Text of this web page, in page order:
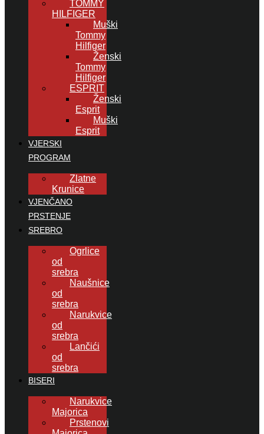
TOMMY
HILFIGER
Muški
Tommy
Hilfiger
Ženski
Tommy
Hilfiger
ESPRIT
Ženski
Esprit
Muški
Esprit
VJERSKI
PROGRAM
Zlatne
Krunice
VJENČANO
PRSTENJE
SREBRO
Ogrlice
od
srebra
Naušnice
od
srebra
Narukvice
od
srebra
Lančići
od
srebra
BISERI
Narukvice
Majorica
Prstenovi